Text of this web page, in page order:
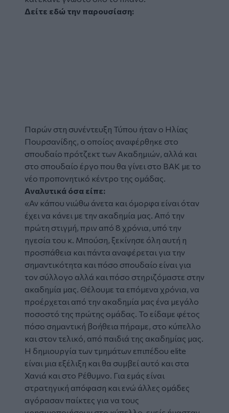
Δείτε εδώ την παρουσίαση:
Παρών στη συνέντευξη Τύπου ήταν ο Ηλίας
Πουρσανίδης, ο οποίος αναφέρθηκε στο
σπουδαίο πρότζεκτ των Ακαδημιών, αλλά και
στο σπουδαίο έργο που θα γίνει στο ΒΑΚ με το
νέο προπονητικό κέντρο της ομάδας.
Αναλυτικά όσα είπε:
«Αν κάπου νιώθω άνετα και όμορφα είναι όταν
έχει να κάνει με την ακαδημία μας. Από την
πρώτη στιγμή, πριν από 8 χρόνια, υπό την
ηγεσία του κ. Μπούση, ξεκίνησε όλη αυτή η
προσπάθεια και πάντα αναφέρεται για την
σημαντικότητα και πόσο σπουδαίο είναι για
τον σύλλογο αλλά και πόσο στηριζόμαστε στην
ακαδημία μας. Θέλουμε τα επόμενα χρόνια, να
προέρχεται από την ακαδημία μας ένα μεγάλο
ποσοστό της πρώτης ομάδας. Το είδαμε φέτος
πόσο σημαντική βοήθεια πήραμε, στο κύπελλο
και στον τελικό, από παιδιά της ακαδημίας μας.
Η δημιουργία των τμημάτων επιπέδου elite
είναι μια εξέλιξη και θα συμβεί αυτό και στα
Χανιά και στο Ρέθυμνο. Για εμάς είναι
στρατηγική απόφαση και ενώ άλλες ομάδες
αγόρασαν παίκτες για να τους